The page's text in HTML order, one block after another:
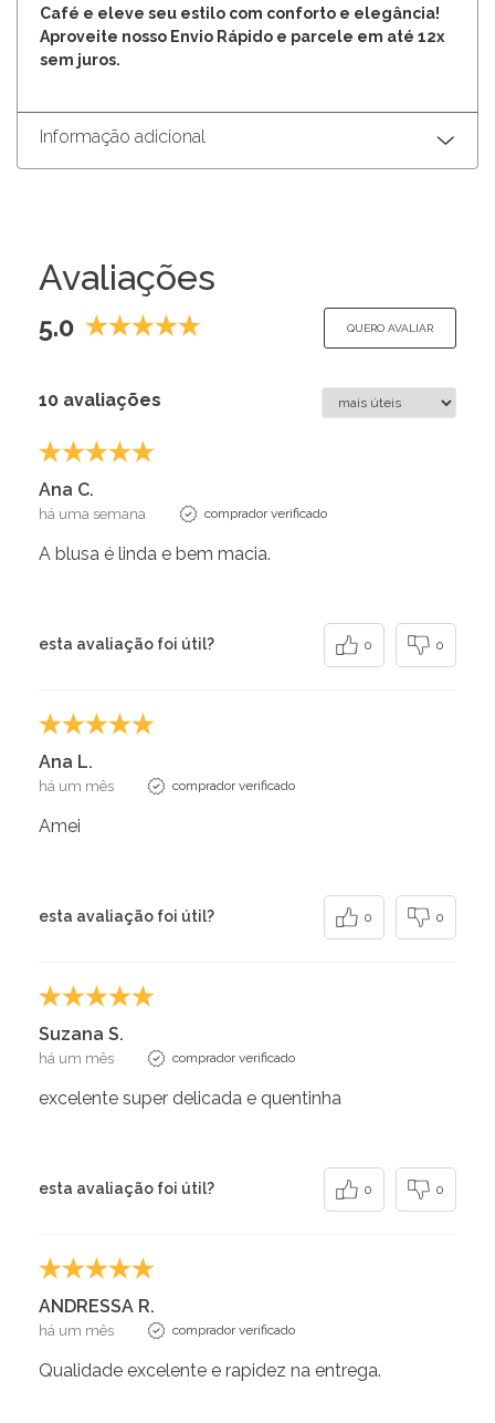
Café e eleve seu estilo com conforto e elegância!
Aproveite nosso Envio Rápido e parcele em até 12x
sem juros.
Informação adicional
Avaliações
5.0 QUERO AVALIAR
10 avaliações
Ana C.
há uma semana comprador verificado
A blusa é linda e bem macia.
esta avaliação foi útil? 0 0
Ana L.
há um mês comprador verificado
Amei
esta avaliação foi útil? 0 0
Suzana S.
há um mês comprador verificado
excelente super delicada e quentinha
esta avaliação foi útil? 0 0
ANDRESSA R.
há um mês comprador verificado
Qualidade excelente e rapidez na entrega.